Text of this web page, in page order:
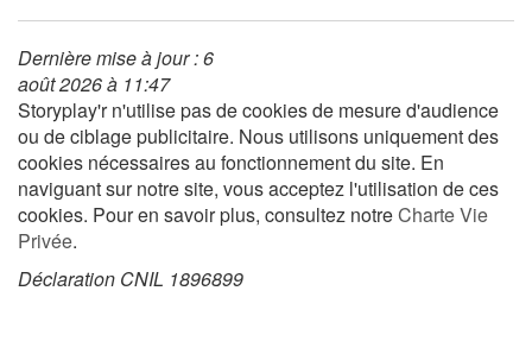
Rencontres et témoignages
Contes d'ici et d'ailleurs
Autour de la lecture
Apprendre à lire
Livre audio
Dernière mise à jour : 6
août 2026 à 11:47
Storyplay'r n'utilise pas de cookies de mesure d'audience
ou de ciblage publicitaire. Nous utilisons uniquement des
cookies nécessaires au fonctionnement du site. En
naviguant sur notre site, vous acceptez l'utilisation de ces
cookies. Pour en savoir plus, consultez notreCharte Vie
Privée.
Déclaration CNIL 1896899